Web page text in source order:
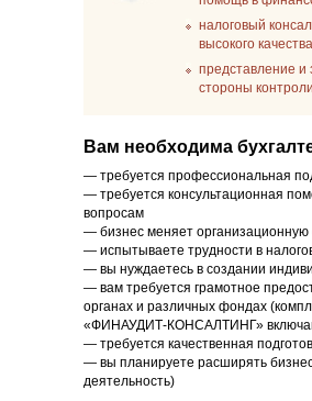
налоговый
высокого
представление и
стороны
Вам необходима
— требуется профессиональная
— требуется консультационная
вопросам
— бизнес меняет
— испытываете трудности в
— вы нуждаетесь в создании
— вам требуется грамотное
органах и различных фондах
«ФИНАУДИТ-КОНСАЛТИНГ»
— требуется качественная
— вы планируете расширять
деятельность)